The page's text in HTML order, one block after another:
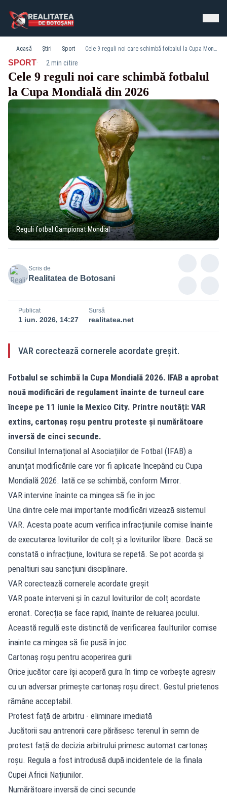
Acasă Știri Sport Cele 9 reguli noi care schimbă fotbalul la Cupa Mondială din 2026
SPORT· 2 min citire
Cele 9 reguli noi care schimbă fotbalul
la Cupa Mondială din 2026
Reguli fotbal Campionat Mondial
Scris de
Realitatea de Botosani
Publicat
1 iun. 2026, 14:27
Sursă
realitatea.net
VAR corectează cornerele acordate greșit.
Fotbalul se schimbă la Cupa Mondială 2026. IFAB a aprobat
nouă modificări de regulament înainte de turneul care
începe pe 11 iunie la Mexico City. Printre noutăți: VAR
extins, cartonaș roșu pentru proteste și numărătoare
inversă de cinci secunde.
Consiliul Internațional al Asociațiilor de Fotbal (IFAB) a
anunțat modificările care vor fi aplicate începând cu Cupa
Mondială 2026. Iată ce se schimbă, conform Mirror.
VAR intervine înainte ca mingea să fie în joc
Una dintre cele mai importante modificări vizează sistemul
VAR. Acesta poate acum verifica infracțiunile comise înainte
de executarea loviturilor de colț și a loviturilor libere. Dacă se
constată o infracțiune, lovitura se repetă. Se pot acorda și
penaltiuri sau sancțiuni disciplinare.
VAR corectează cornerele acordate greșit
VAR poate interveni și în cazul loviturilor de colț acordate
eronat. Corecția se face rapid, înainte de reluarea jocului.
Această regulă este distinctă de verificarea faulturilor comise
înainte ca mingea să fie pusă în joc.
Cartonaș roșu pentru acoperirea gurii
Orice jucător care își acoperă gura în timp ce vorbește agresiv
cu un adversar primește cartonaș roșu direct. Gestul prietenos
rămâne acceptabil.
Protest față de arbitru - eliminare imediată
Jucătorii sau antrenorii care părăsesc terenul în semn de
protest față de decizia arbitrului primesc automat cartonaș
roșu. Regula a fost introdusă după incidentele de la finala
Cupei Africii Națiunilor.
Numărătoare inversă de cinci secunde